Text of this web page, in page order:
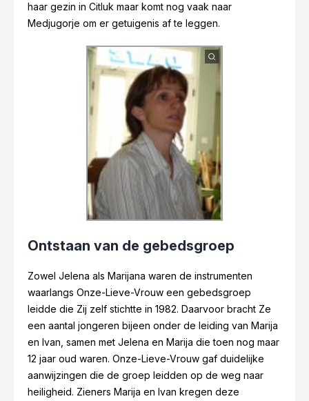
Jelena Vasilj-Valente
Marijana Vasilj-Juricic
haar gezin in Citluk maar komt nog vaak naar
Medjugorje om er getuigenis af te leggen.
Ontstaan van de gebedsgroep
Zowel Jelena als Marijana waren de instrumenten
waarlangs Onze-Lieve-Vrouw een gebedsgroep
leidde die Zij zelf stichtte in 1982. Daarvoor bracht Ze
een aantal jongeren bijeen onder de leiding van Marija
en Ivan, samen met Jelena en Marija die toen nog maar
12 jaar oud waren. Onze-Lieve-Vrouw gaf duidelijke
aanwijzingen die de groep leidden op de weg naar
heiligheid. Zieners Marija en Ivan kregen deze